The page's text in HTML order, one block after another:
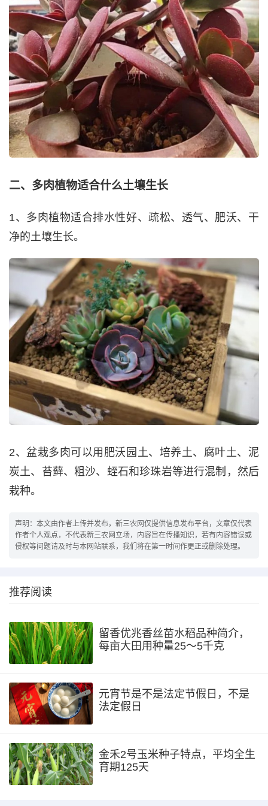
二、多肉植物适合什么土壤生长
1、多肉植物适合排水性好、疏松、透气、肥沃、干
净的土壤生长。
2、盆栽多肉可以用肥沃园土、培养土、腐叶土、泥
炭土、苔藓、粗沙、蛭石和珍珠岩等进行混制，然后
栽种。
声明：本文由作者上传并发布，新三农网仅提供信息发布平台，文章仅代表
作者个人观点，不代表新三农网立场，内容旨在传播知识，若有内容错误或
侵权等问题请及时与本网站联系，我们将在第一时间作更正或删除处理。
推荐阅读
留香优兆香丝苗水稻品种简介，
每亩大田用种量25～5千克
元宵节是不是法定节假日，不是
法定假日
金禾2号玉米种子特点，平均全生
育期125天